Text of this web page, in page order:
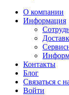
О компании
Информация
Контакты
Блог
Связаться с
Войти